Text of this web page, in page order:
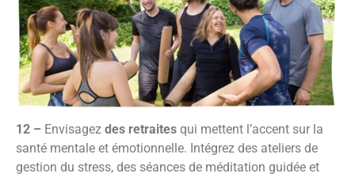
12 – Envisagez des retraites qui mettent l’accent sur la
santé mentale et émotionnelle. Intégrez des ateliers de
gestion du stress, des séances de méditation guidée et